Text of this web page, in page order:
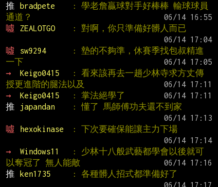
推
bradpete
: 學老詹贏球對手好棒棒 輸球球員
通道？
噓
ZEALOTGO
: 對啊，你只準備好髒人而已
噓
sw9294
: 墊的不夠準，休賽季找包叔精進
一下
→
Keigo0415
: 看來該再去一趟少林寺求方丈傳
授更進階的腿法以及
→
Keigo0415 : 掌法絕學了
推
japandan
: 懂了 馬師傅功夫還不到家
噓
hexokinase
: 下次要確保能讓主力下場
→
Windows11
: 少林十八般武藝都學會以後就可
以奪冠了 無人能敵
推
ken1735
: 各種髒人招式都準備好了